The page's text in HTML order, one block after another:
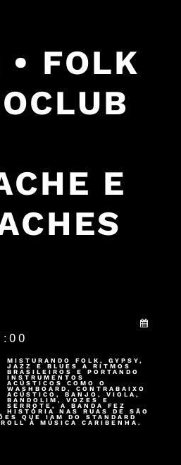
FOLK
E
MISTURANDO FOLK, GYPSY,
JAZZ E BLUES A RITMOS
BRASILEIROS E PORTANDO
INSTRUMENTOS
ACÚSTICOS COMO O
WASHBOARD, CONTRABAIXO
ACÚSTICO, BANJO, VIOLA,
BANDOLIM, VOZES E
SERROTE, A BANDA FEZ
HISTÓRIA NAS RUAS DE SÃO
QUE IAM DO STANDARD
À MÚSICA CARIBENHA.